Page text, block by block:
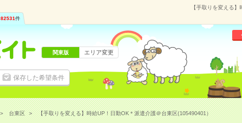
【手取りを変える
82531件
保存した希望条件
関東版 エリア変更
台東区 【手取りを変える】時給UP！日勤OK＊派遣介護＠台東区(105490401）